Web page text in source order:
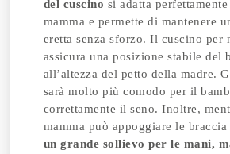
del cuscino si adatta
mamma e permette di mantenere
eretta senza sforzo. Il cuscino per
assicura una posizione stabile del
all’altezza del petto della madre.
sarà molto più comodo per il
correttamente il seno.Inoltre,
mamma può appoggiare le
un grande sollievo per le mani,